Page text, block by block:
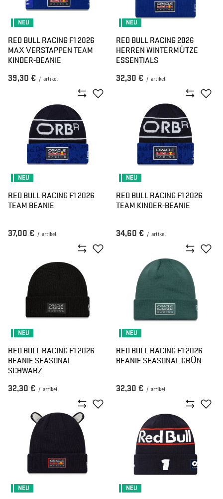
NEU
RED BULL RACING F1 2026
MAX VERSTAPPEN TEAM
KINDER-BEANIE
39,30 € / artikel
NEU
RED BULL RACING 2026
HERREN WINTERMÜTZE
ESSENTIALS
32,30 € / artikel
NEU
RED BULL RACING F1 2026
TEAM BEANIE
37,00 € / artikel
NEU
RED BULL RACING F1 2026
TEAM KINDER-BEANIE
34,60 € / artikel
NEU
RED BULL RACING F1 2026
BEANIE SEASONAL
SCHWARZ
32,30 € / artikel
NEU
RED BULL RACING F1 2026
BEANIE SEASONAL GRÜN
32,30 € / artikel
NEU NEU